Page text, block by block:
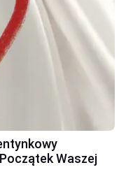
Waszej